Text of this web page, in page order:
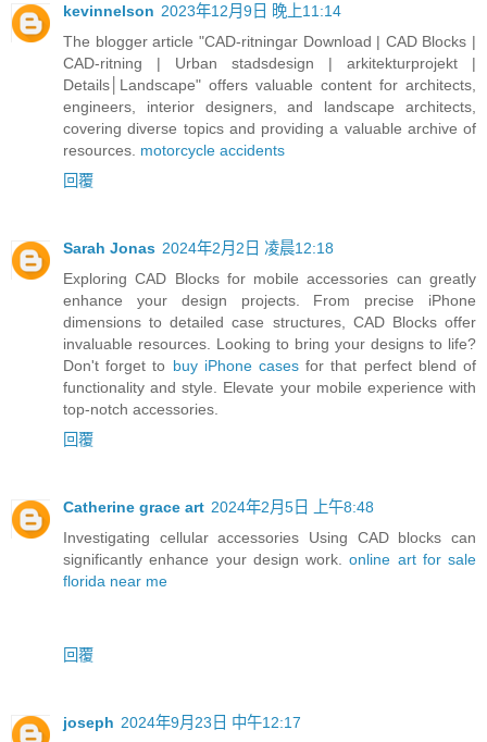
kevinnelson 2023年12月9日 晚上11:14
The blogger article "CAD-ritningar Download | CAD Blocks |
CAD-ritning | Urban stadsdesign | arkitekturprojekt |
Details│Landscape" offers valuable content for architects,
engineers, interior designers, and landscape architects,
covering diverse topics and providing a valuable archive of
resources. motorcycle accidents
回覆
Sarah Jonas 2024年2月2日 凌晨12:18
Exploring CAD Blocks for mobile accessories can greatly
enhance your design projects. From precise iPhone
dimensions to detailed case structures, CAD Blocks offer
invaluable resources. Looking to bring your designs to life?
Don't forget to buy iPhone cases for that perfect blend of
functionality and style. Elevate your mobile experience with
top-notch accessories.
回覆
Catherine grace art 2024年2月5日 上午8:48
Investigating cellular accessories Using CAD blocks can
significantly enhance your design work.online art for sale
florida near me
回覆
joseph 2024年9月23日 中午12:17